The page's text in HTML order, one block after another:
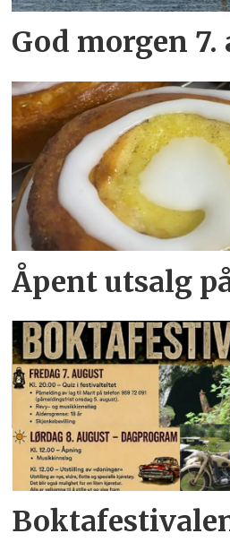
God morgen 7.
Åpent utsalg